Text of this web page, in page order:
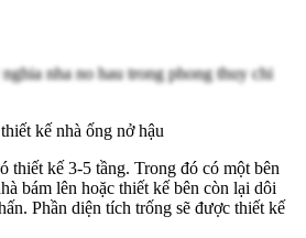
kế nhà ống nở hậu
thiết kế 3-5 tầng. Trong đó có một bên
bám lên hoặc thiết kế bên còn lại dôi
Phần diện tích trống sẽ được thiết kế